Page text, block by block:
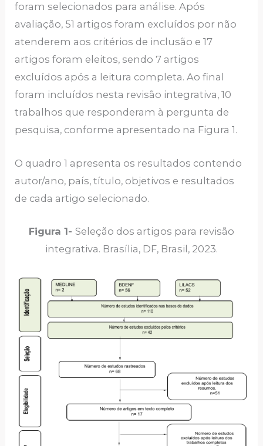
foram selecionados para análise. Após
avaliação, 51 artigos foram excluídos por não
atenderem aos critérios de inclusão e 17
artigos foram eleitos, sendo 7 artigos
excluídos após a leitura completa. Ao final
foram incluídos nesta revisão integrativa, 10
trabalhos que responderam à pergunta de
pesquisa, conforme apresentado na Figura 1.
O quadro 1 apresenta os resultados contendo
autor/ano, país, título, objetivos e resultados
de cada artigo selecionado.
Figura 1- Seleção dos artigos para revisão
integrativa. Brasília, DF, Brasil, 2023.